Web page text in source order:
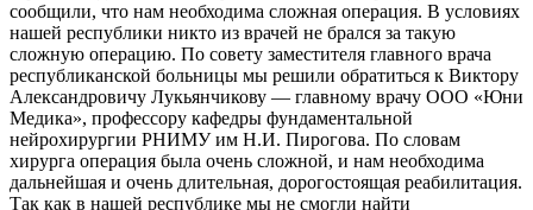
сообщили, что нам необходима сложная операция. В условиях
нашей республики никто из врачей не брался за такую
сложную операцию. По совету заместителя главного врача
республиканской больницы мы решили обратиться к Виктору
Александровичу Лукьянчикову — главному врачу ООО «Юни
Медика», профессору кафедры фундаментальной
нейрохирургии РНИМУ им Н.И. Пирогова. По словам
хирурга операция была очень сложной, и нам необходима
дальнейшая и очень длительная, дорогостоящая реабилитация.
Так как в нашей республике мы не смогли найти